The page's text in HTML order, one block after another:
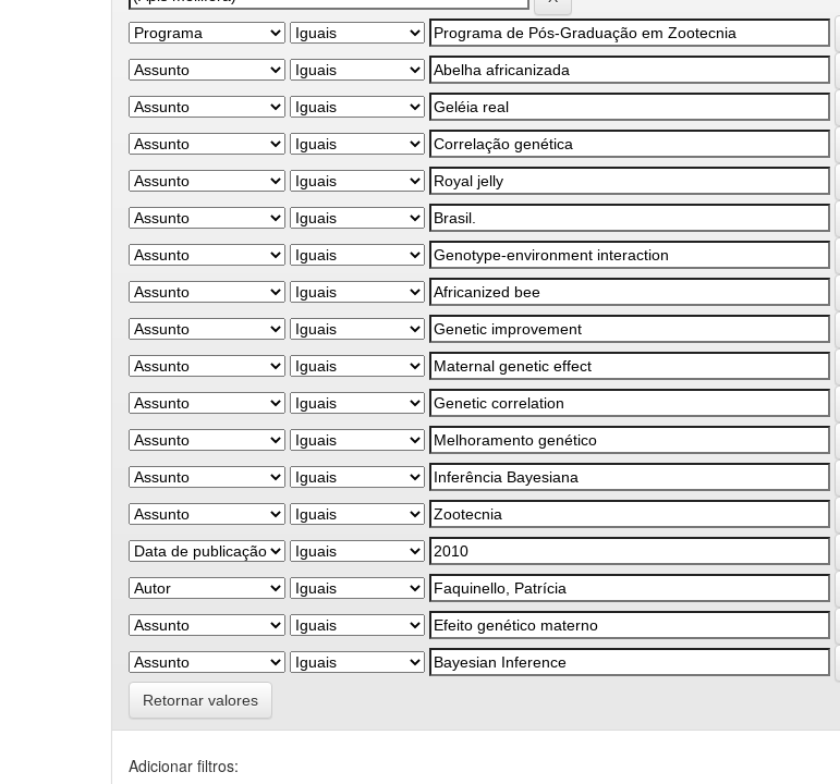
Retornar valores
Adicionar filtros: